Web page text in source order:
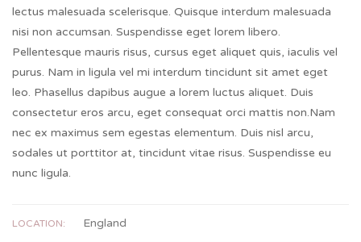
lectus malesuada scelerisque. Quisque interdum malesuada
nisi non accumsan. Suspendisse eget lorem libero.
Pellentesque mauris risus, cursus eget aliquet quis, iaculis vel
purus. Nam in ligula vel mi interdum tincidunt sit amet eget
leo. Phasellus dapibus augue a lorem luctus aliquet. Duis
consectetur eros arcu, eget consequat orci mattis non.Nam
nec ex maximus sem egestas elementum. Duis nisl arcu,
sodales ut porttitor at, tincidunt vitae risus. Suspendisse eu
nunc ligula.
LOCATION: England